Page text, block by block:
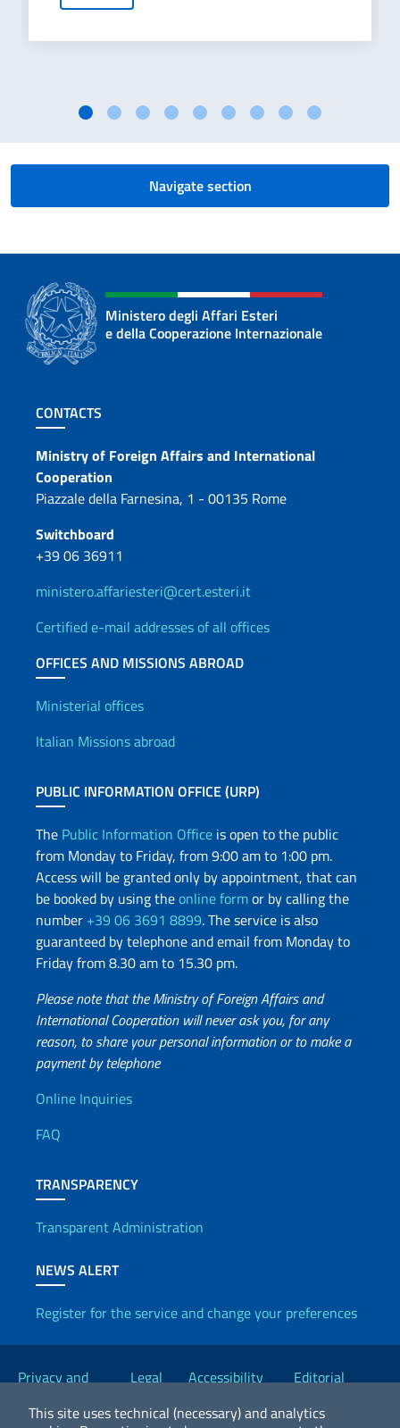
This site uses technical (necessary) and analytics
Navigate section
Ministero degli Affari Esteri
e della Cooperazione Internazionale
Footer section
CONTACTS
Contacts
Ministry of Foreign Affairs and International
Cooperation
Piazzale della Farnesina, 1 - 00135 Rome
Switchboard
+39 06 36911
ministero.affariesteri@cert.esteri.it
Certified e-mail addresses of all offices
OFFICES AND MISSIONS ABROAD
Offices and Diplomatic
Ministerial offices
Italian Missions abroad
PUBLIC INFORMATION OFFICE (URP)
The Public Information Office is open to the public
from Monday to Friday, from 9:00 am to 1:00 pm.
Access will be granted only by appointment, that can
be booked by using theonline formor by calling the
number +39 06 3691 8899. The service is also
guaranteed by telephone and email from Monday to
Friday from 8.30 am to 15.30 pm.
Please note that the Ministry of Foreign Affairs and
International Cooperation will never ask you, for any
reason, to share your personal information or to make a
payment by telephone
Useful info
Online Inquiries
FAQ
TRANSPARENCY
Transparent Administration
NEWS ALERT
Register for the service and change your preferences
Useful links
Privacy and
Legal
Accessibility
Editorial